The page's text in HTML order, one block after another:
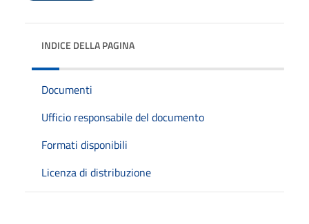
INDICE DELLA PAGINA
Documenti
Ufficio responsabile del documento
Formati disponibili
Licenza di distribuzione